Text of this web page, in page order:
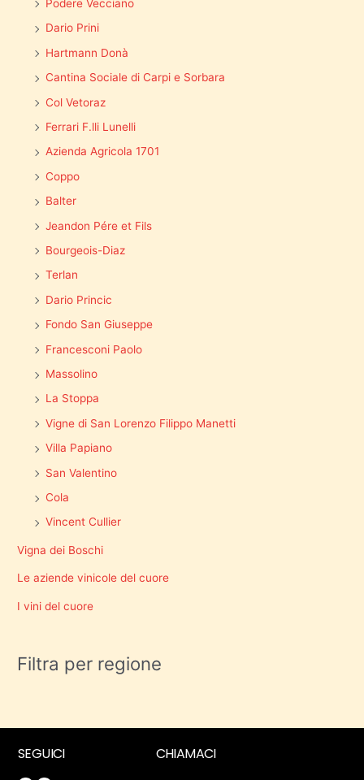
Podere Vecciano
Dario Prini
Hartmann Donà
Cantina Sociale di Carpi e Sorbara
Col Vetoraz
Ferrari F.lli Lunelli
Azienda Agricola 1701
Coppo
Balter
Jeandon Pére et Fils
Bourgeois-Diaz
Terlan
Dario Princic
Fondo San Giuseppe
Francesconi Paolo
Massolino
La Stoppa
Vigne di San Lorenzo Filippo Manetti
Villa Papiano
San Valentino
Cola
Vincent Cullier
Vigna dei Boschi
Le aziende vinicole del cuore
I vini del cuore
Filtra per regione
SEGUICI
CHIAMACI